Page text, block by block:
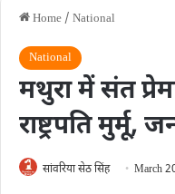
Home / National
National
मथुरा में संत
राष्ट्रपति मुर्मू,
सांवरिया सेठ सिंह March